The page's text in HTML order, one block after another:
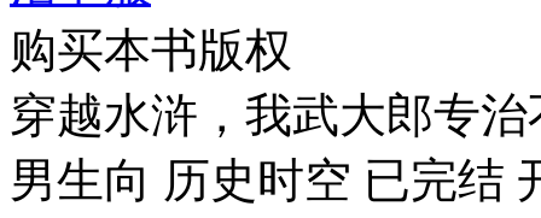
购买本书版权
穿越水浒，我武大郎专治
男生向 历史时空 已完结